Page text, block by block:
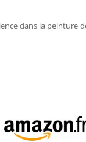
dans la peinture